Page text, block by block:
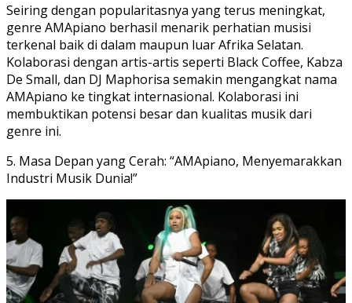
Seiring dengan popularitasnya yang terus meningkat,
genre AMApiano berhasil menarik perhatian musisi
terkenal baik di dalam maupun luar Afrika Selatan.
Kolaborasi dengan artis-artis seperti Black Coffee, Kabza
De Small, dan DJ Maphorisa semakin mengangkat nama
AMApiano ke tingkat internasional. Kolaborasi ini
membuktikan potensi besar dan kualitas musik dari
genre ini.
5. Masa Depan yang Cerah: “AMApiano, Menyemarakkan
Industri Musik Dunia!”